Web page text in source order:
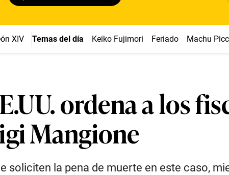
XIV Temas del día Keiko Fujimori Feriado Machu
ordena a los
Mangione
soliciten la pena de muerte en este caso,